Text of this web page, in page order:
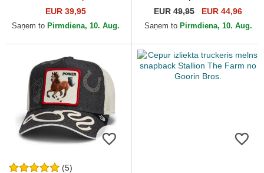
Stallion Tri Tone The Farm no
Goorin Bros.
EUR 39,95
Saņem to Pirmdiena, 10. Aug.
Bros. High Way Up Horse
Play The Farm Red Hat...
EUR 49,95 EUR 44,96
Saņem to Pirmdiena, 10. Aug.
(5)